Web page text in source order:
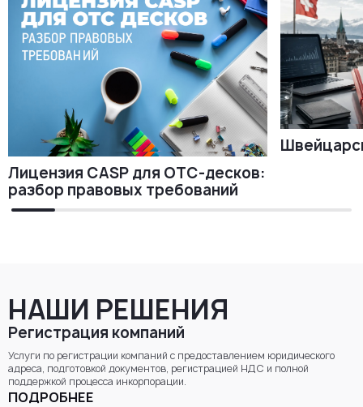
Лицензия CASP для OTC-десков:
разбор правовых требований
НАШИ РЕШЕНИЯ
Регистрация компаний
Услуги по регистрации компаний с предоставлением юридического
адреса, подготовкой документов, регистрацией НДС и полной
поддержкой процесса инкорпорации.
ПОДРОБНЕЕ